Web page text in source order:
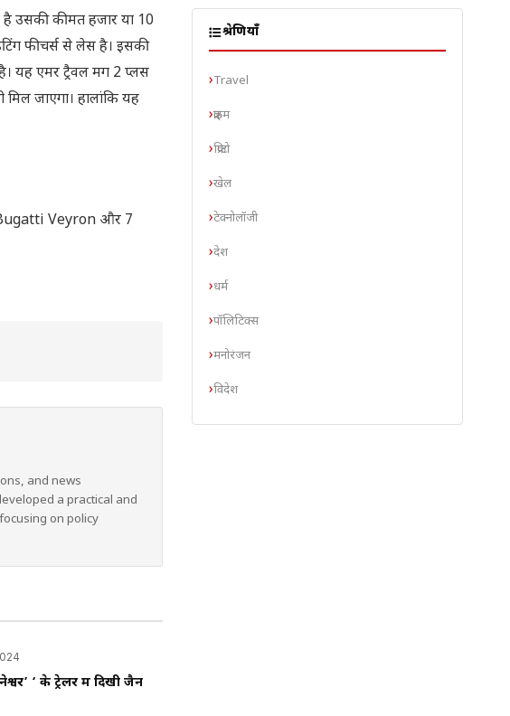
उसकी कीमत हजार या 10
फीचर्स से लेस है। इसकी
यह एमर ट्रैवल मग 2 प्लस
जाएगा। हालांकि यह
Veyron और 7
and news
a practical and
on policy
‘ के ट्रेलर में दिखी जैन
श्रेणियाँ
Travel
क्राइम
क्रिप्टो
खेल
टेक्नोलॉजी
देश
धर्म
पॉलिटिक्स
मनोरंजन
विदेश